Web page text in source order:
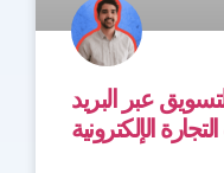
10 في التسويق عبر البريد
الإلكترونية